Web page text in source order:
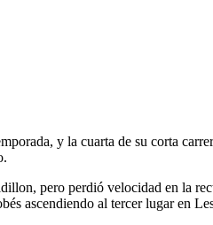
y la cuarta de su corta
pero perdió velocidad en la
ascendiendo al tercer lugar en